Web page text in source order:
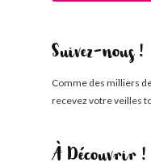
Suivez-nous !
Comme des milliers
recevez votre veilles
À Découvrir !